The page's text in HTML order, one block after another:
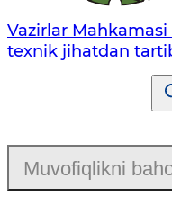
Vazirlar
texnik jihatdan
Muvofiqlikni